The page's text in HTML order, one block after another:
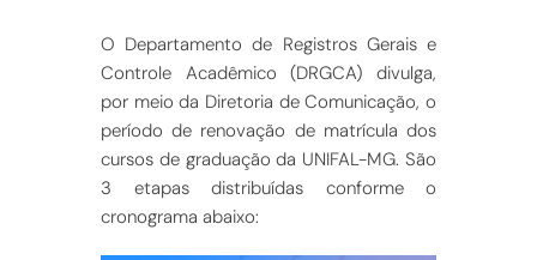
O Departamento de Registros Gerais e
Controle Acadêmico (DRGCA) divulga,
por meio da Diretoria de Comunicação, o
período de renovação de matrícula dos
cursos de graduação da UNIFAL-MG. São
3 etapas distribuídas conforme o
cronograma abaixo: